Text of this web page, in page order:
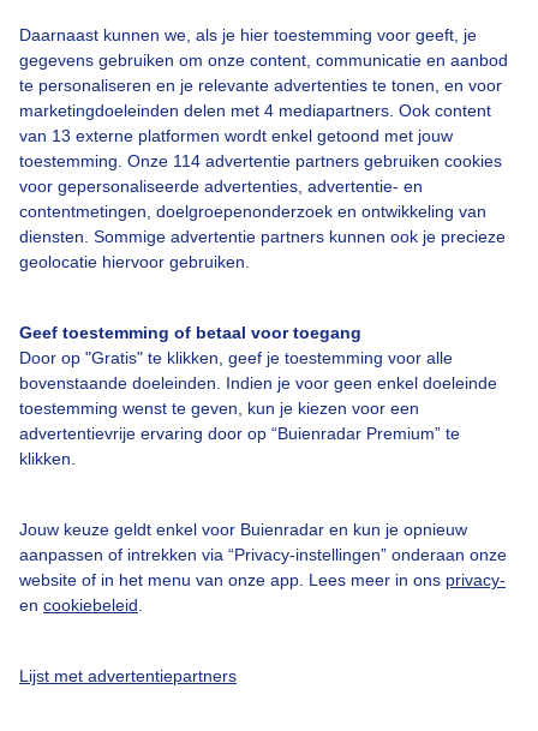
Daarnaast kunnen we, als je hier toestemming voor geeft, je
gegevens gebruiken om onze content, communicatie en aanbod
te personaliseren en je relevante advertenties te tonen, en voor
marketingdoeleinden delen met 4 mediapartners. Ook content
van 13 externe platformen wordt enkel getoond met jouw
toestemming. Onze 114 advertentie partners gebruiken cookies
voor gepersonaliseerde advertenties, advertentie- en
contentmetingen, doelgroepenonderzoek en ontwikkeling van
diensten. Sommige advertentie partners kunnen ook je precieze
geolocatie hiervoor gebruiken.
Geef toestemming of betaal voor toegang
Door op "Gratis" te klikken, geef je toestemming voor alle
bovenstaande doeleinden. Indien je voor geen enkel doeleinde
toestemming wenst te geven, kun je kiezen voor een
advertentievrije ervaring door op “Buienradar Premium” te
klikken.
Jouw keuze geldt enkel voor Buienradar en kun je opnieuw
aanpassen of intrekken via “Privacy-instellingen” onderaan onze
website of in het menu van onze app. Lees meer in ons privacy-
en cookiebeleid
Lijst met advertentiepartners
Over Buienradar
Bedrijfsgegevens
Veelgestelde vragen
Contact
Gebruikersvoorwaarden
Adverteren
Buienradar Team
Privacy beleid
Privacy instellingen
Gratis weerdata
Buienradar